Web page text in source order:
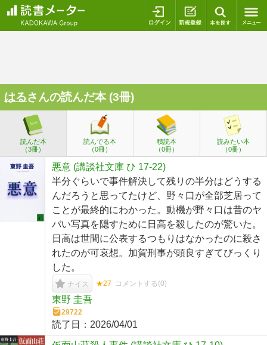
ログイン 新規登録
はるさんの読んだ本 (3冊)
読んだ本
（3冊）
読んでる本
（0冊）
積読本
（0冊）
読みたい本
（0冊）
悪意 (講談社文庫 ひ 17-22)
半分ぐらいで事件解決して残りの半分はどうする
んだろうと思ってたけど、野々口が全部芝居って
ことが最終的にわかった。動機が野々口は昔のヤ
バい写真を隠すために日高を殺したのが驚いた。
日高は世間に公表するつもりはなかったのに殺さ
れたのが可哀想。加賀刑事が頭良すぎてびっくり
した。
ナイス ★27 コメントする(0)
東野 圭吾
29722
読了日： 2026/04/01